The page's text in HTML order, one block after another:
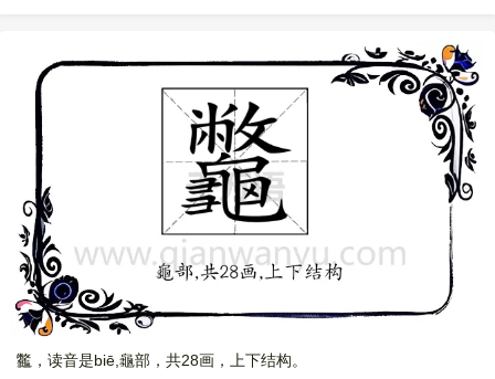
龞，读音是biē,龜部，共28画，上下结构。